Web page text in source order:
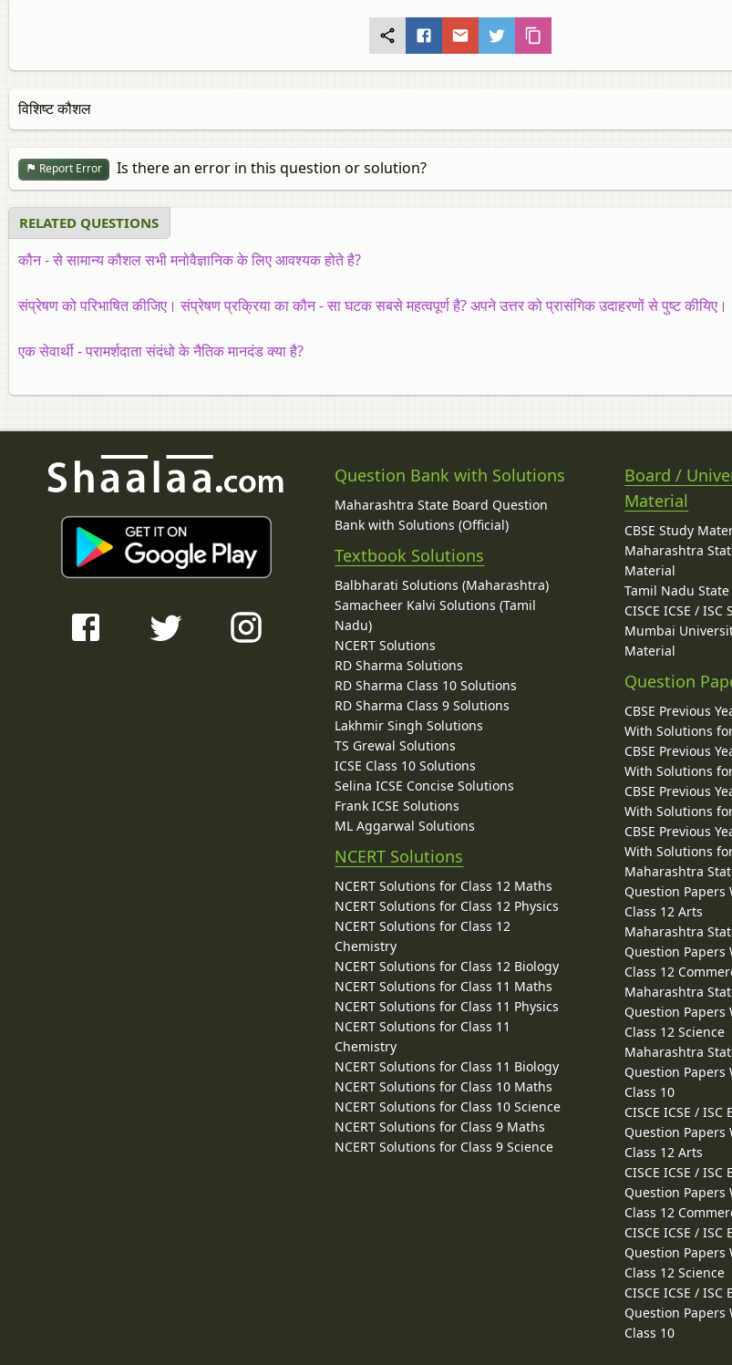
विशिष्ट कौशल
Report Error Is there an error in this question or solution?
RELATED QUESTIONS
कौन - से सामान्य कौशल सभी मनोवैज्ञानिक के लिए आवश्यक होते है?
संप्रेषण को परिभाषित कीजिए। संप्रेषण प्रक्रिया का कौन - सा घटक सबसे महत्वपूर्ण है? अपने उत्तर को प्रासंगिक उदाहरणों से पुष्ट कीयिए।
एक सेवार्थी - परामर्शदाता संदंधो के नैतिक मानदंड क्या है?
Question Bank with Solutions
Maharashtra State Board Question
Bank with Solutions (Official)
Textbook Solutions
Balbharati Solutions (Maharashtra)
Samacheer Kalvi Solutions (Tamil
Nadu)
NCERT Solutions
RD Sharma Solutions
RD Sharma Class 10 Solutions
RD Sharma Class 9 Solutions
Lakhmir Singh Solutions
TS Grewal Solutions
ICSE Class 10 Solutions
Selina ICSE Concise Solutions
Frank ICSE Solutions
ML Aggarwal Solutions
NCERT Solutions
NCERT Solutions for Class 12 Maths
NCERT Solutions for Class 12 Physics
NCERT Solutions for Class 12
Chemistry
NCERT Solutions for Class 12 Biology
NCERT Solutions for Class 11 Maths
NCERT Solutions for Class 11 Physics
NCERT Solutions for Class 11
Chemistry
NCERT Solutions for Class 11 Biology
NCERT Solutions for Class 10 Maths
NCERT Solutions for Class 10 Science
NCERT Solutions for Class 9 Maths
NCERT Solutions for Class 9 Science
Board /
Material
CBSE Study
Maharashtra
Material
Tamil Nadu
CISCE ICSE /
Mumbai
Material
Question
CBSE Previous
With Solutions
CBSE Previous
With Solutions
CBSE Previous
With Solutions
CBSE Previous
With Solutions
Maharashtra
Question
Class 12 Arts
Maharashtra
Question
Class 12
Maharashtra
Question
Class 12 Science
Maharashtra
Question
Class 10
CISCE ICSE /
Question
Class 12 Arts
CISCE ICSE /
Question
Class 12
CISCE ICSE /
Question
Class 12 Science
CISCE ICSE /
Question
Class 10